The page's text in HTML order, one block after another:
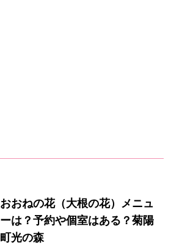
おおねの花（大根の花）メニュ
ーは？予約や個室はある？菊陽
町光の森